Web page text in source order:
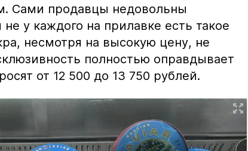
Сами продавцы недовольны
у каждого на прилавке есть такое
несмотря на высокую цену, не
полностью оправдывает
от 12 500 до 13 750 рублей.